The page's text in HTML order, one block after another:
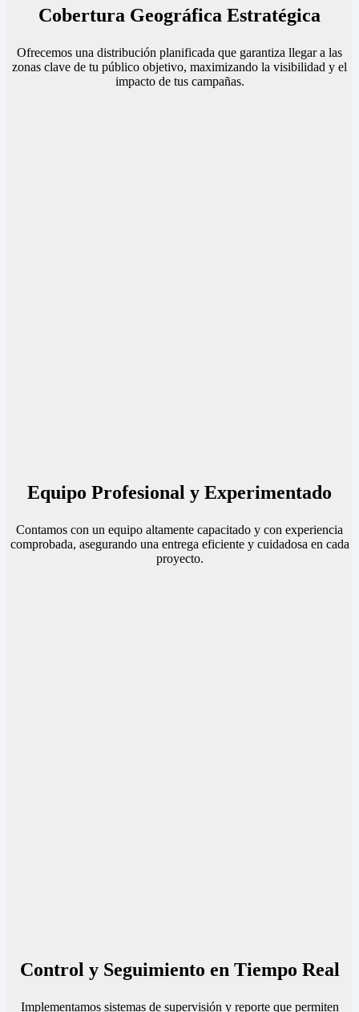
Cobertura Geográfica Estratégica
Ofrecemos una distribución planificada que garantiza llegar a las
zonas clave de tu público objetivo, maximizando la visibilidad y el
impacto de tus campañas.
Equipo Profesional y Experimentado
Contamos con un equipo altamente capacitado y con experiencia
comprobada, asegurando una entrega eficiente y cuidadosa en cada
proyecto.
Control y Seguimiento en Tiempo Real
Implementamos sistemas de supervisión y reporte que permiten